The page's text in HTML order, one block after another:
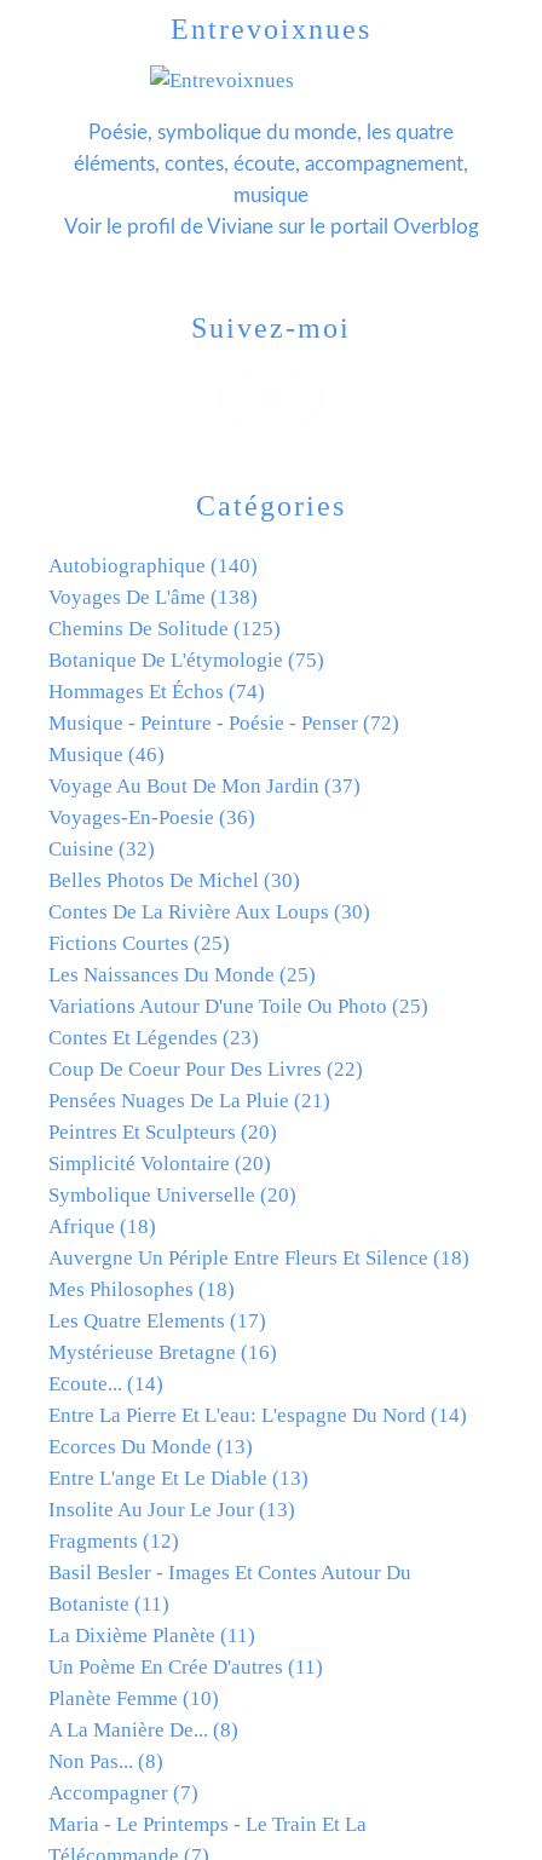
Catégories
Autobiographique (140)
Voyages De L'âme (138)
Chemins De Solitude (125)
Botanique De L'étymologie (75)
Hommages Et Échos (74)
Musique - Peinture - Poésie - Penser (72)
Musique (46)
Voyage Au Bout De Mon Jardin (37)
Voyages-En-Poesie (36)
Cuisine (32)
Belles Photos De Michel (30)
Contes De La Rivière Aux Loups (30)
Fictions Courtes (25)
Les Naissances Du Monde (25)
Variations Autour D'une Toile Ou Photo (25)
Contes Et Légendes (23)
Coup De Coeur Pour Des Livres (22)
Pensées Nuages De La Pluie (21)
Peintres Et Sculpteurs (20)
Simplicité Volontaire (20)
Symbolique Universelle (20)
Afrique (18)
Auvergne Un Périple Entre Fleurs Et Silence (18)
Mes Philosophes (18)
Les Quatre Elements (17)
Mystérieuse Bretagne (16)
Ecoute... (14)
Entre La Pierre Et L'eau: L'espagne Du Nord (14)
Ecorces Du Monde (13)
Entre L'ange Et Le Diable (13)
Insolite Au Jour Le Jour (13)
Fragments (12)
Basil Besler - Images Et Contes Autour Du
Botaniste (11)
La Dixième Planète (11)
Un Poème En Crée D'autres (11)
Planète Femme (10)
A La Manière De... (8)
Non Pas... (8)
Accompagner (7)
Maria - Le Printemps - Le Train Et La
Entrevoixnues
Poésie, symbolique du monde, les quatre
éléments, contes, écoute, accompagnement,
musique
Voir le profil deVivianesur le portail Overblog
Suivez-moi